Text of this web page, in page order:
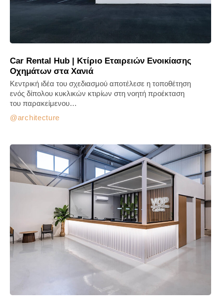
Car Rental Hub | Κτίριο Εταιρειών Ενοικίασης
Οχημάτων στα Χανιά
architecture
Κεντρική ιδέα του σχεδιασμού αποτέλεσε η τοποθέτηση
ενός δίπολου κυκλικών κτιρίων στη νοητή προέκταση
του παρακείμενου…